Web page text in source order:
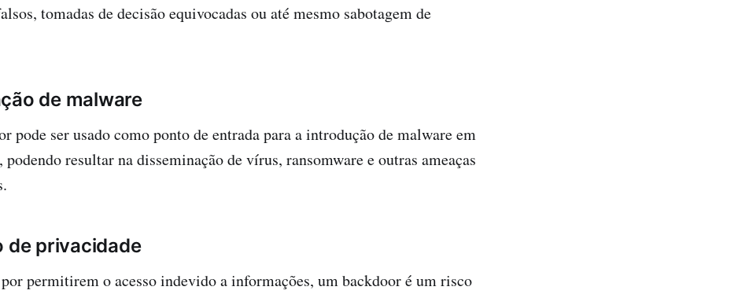
tomadas de decisão equivocadas ou até mesmo sabotagem de
de malware
pode ser usado como ponto de entrada para a introdução de malware em
podendo resultar na disseminação de vírus, ransomware e outras ameaças
de privacidade
permitirem o acesso indevido a informações, um backdoor é um risco